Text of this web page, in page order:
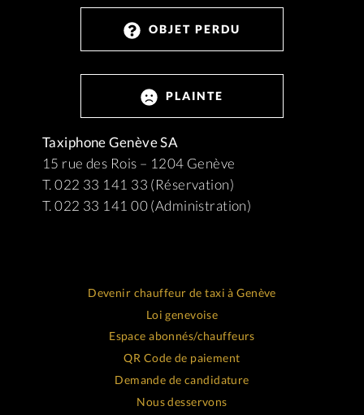
OBJET PERDU
PLAINTE
Taxiphone Genève SA
15 rue des Rois – 1204 Genève
T. 022 33 141 33 (Réservation)
T. 022 33 141 00 (Administration)
Devenir chauffeur de taxi à Genève
Loi genevoise
Espace abonnés/chauffeurs
QR Code de paiement
Demande de candidature
Nous desservons